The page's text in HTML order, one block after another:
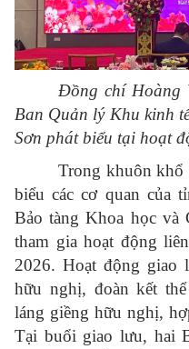
Đồng chí Hoàng
Ban Quản lý Khu kinh
Sơn phát biểu tại hoạt
Trong khuôn khổ
biểu các cơ quan của
Bảo tàng Khoa học và
tham gia hoạt động
2026. Hoạt động
hữu nghị, đoàn kết
láng giềng hữu nghị,
Tại buổi giao lưu, hai